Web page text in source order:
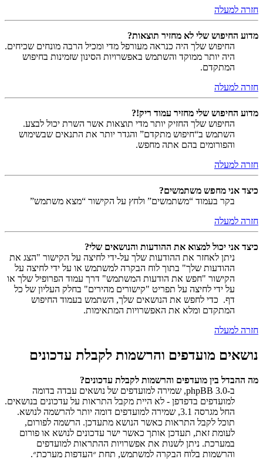
חזרה למעלה
מדוע החיפוש שלי לא מחזיר תוצאות?
החיפוש שלך היה כנראה מעורפל מדי ומכיל הרבה מונחים שכיחים.
היה יותר ממוקד והשתמש באפשרויות הסינון שזמינות בחיפוש
המתקדם.
חזרה למעלה
מדוע החיפוש שלי מחזיר עמוד ריק!?
החיפוש שלך החזיק יותר מדי תוצאות אשר השרת יכול לבצע.
השתמש ב“חיפוש מתקדם” והגדר יותר את התנאים שבשימוש
והפורומים בהם אתה מחפש.
חזרה למעלה
כיצד אני מחפש משתמשים?
בקר בעמוד “משתמשים” ולחץ על הקישור “מצא משתמש”
חזרה למעלה
כיצד אני יכול למצוא את ההודעות והנושאים שלי?
ניתן לאחזר את ההודעות שלך על-ידי לחיצה על הקישור "הצג את
ההודעות שלך" בתוך לוח הבקרה למשתמש או על ידי לחיצה על
הקישור "חפש את הודעות המשתמש" דרך עמוד הפרופיל שלך או
על ידי לחיצה על תפריט "קישורים מהירים" בחלק העליון של כל
דף. כדי לחפש את הנושאים שלך, השתמש בעמוד החיפוש
המתקדם ומלא את האפשרויות המתאימות.
חזרה למעלה
נושאים מועדפים והרשמות לקבלת עדכונים
מה ההבדל בין מועדפים והרשמות לקבלת עדכונים?
ב-phpBB 3.0, שמירה למועדפים של נושאים עבדה בדומה
למועדפים בדפדפן - לא היית מקבל התראות על עדכונים בנושאים.
החל מגרסה 3.1, שמירה למועדפים דומה יותר להרשמה לנושא.
תוכל לקבל התראות כאשר הנושא מתעדכן. הרשמה לפורום,
לעומת זאת, תעדכן אותך כאשר ישר עדכונים לנושא או פורום
במערכת. ניתן לשנות את אפשרויות ההתראות למועדפים
והרשמות בלוח הבקרה למשתמש, תחת ״העדפות מערכת״.